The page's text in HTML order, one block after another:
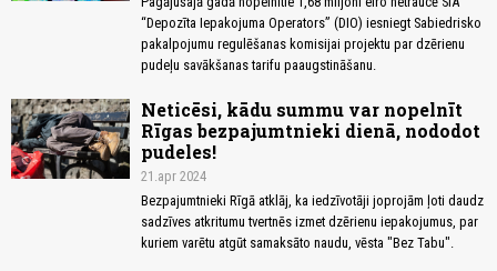
“Depozīta Iepakojuma Operators” (DIO) iesniegt Sabiedrisko
pakalpojumu regulēšanas komisijai projektu par dzērienu
pudeļu savākšanas tarifu paaugstināšanu.
Neticēsi, kādu summu var nopelnīt
Rīgas bezpajumtnieki dienā, nododot
pudeles!
21.apr 2024
Bezpajumtnieki Rīgā atklāj, ka iedzīvotāji joprojām ļoti daudz
sadzīves atkritumu tvertnēs izmet dzērienu iepakojumus, par
kuriem varētu atgūt samaksāto naudu, vēsta "Bez Tabu".